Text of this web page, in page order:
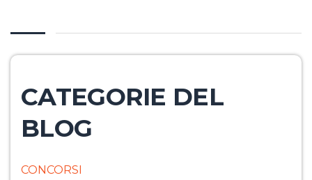
CATEGORIE DEL
BLOG
CONCORSI